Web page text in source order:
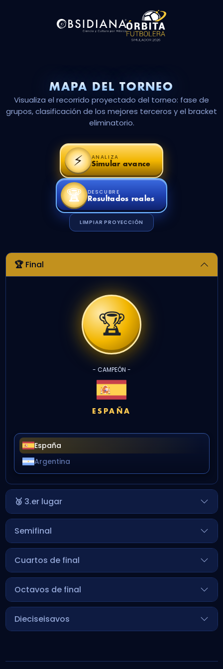
MAPA DEL TORNEO
Visualiza el recorrido proyectado del torneo: fase de
grupos, clasificación de los mejores terceros y el bracket
eliminatorio.
⚡ ANALIZA
Simular avance
🏆 DESCUBRE
Resultados reales
LIMPIAR PROYECCIÓN
🏆 Final
🏆
- CAMPEÓN -
ESPAÑA
España
Argentina
🥉 3.er lugar
Semifinal
Cuartos de final
Octavos de final
Dieciseisavos